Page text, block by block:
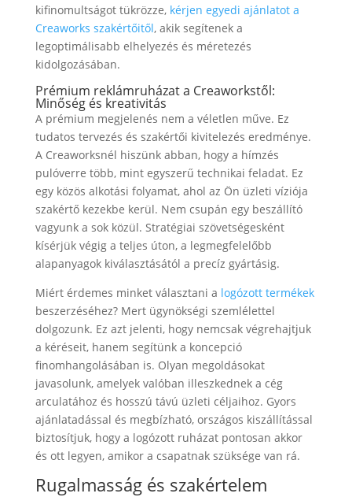
kifinomultságot tükrözze, kérjen egyedi ajánlatot a
Creaworks szakértőitől, akik segítenek a
legoptimálisabb elhelyezés és méretezés
kidolgozásában.
Prémium reklámruházat a Creaworkstől:
Minőség és kreativitás
A prémium megjelenés nem a véletlen műve. Ez
tudatos tervezés és szakértői kivitelezés eredménye.
A Creaworksnél hiszünk abban, hogy a hímzés
pulóverre több, mint egyszerű technikai feladat. Ez
egy közös alkotási folyamat, ahol az Ön üzleti víziója
szakértő kezekbe kerül. Nem csupán egy beszállító
vagyunk a sok közül. Stratégiai szövetségesként
kísérjük végig a teljes úton, a legmegfelelőbb
alapanyagok kiválasztásától a precíz gyártásig.
Miért érdemes minket választani a logózott termékek
beszerzéséhez? Mert ügynökségi szemlélettel
dolgozunk. Ez azt jelenti, hogy nemcsak végrehajtjuk
a kéréseit, hanem segítünk a koncepció
finomhangolásában is. Olyan megoldásokat
javasolunk, amelyek valóban illeszkednek a cég
arculatához és hosszú távú üzleti céljaihoz. Gyors
ajánlatadással és megbízható, országos kiszállítással
biztosítjuk, hogy a logózott ruházat pontosan akkor
és ott legyen, amikor a csapatnak szüksége van rá.
Rugalmasság és szakértelem